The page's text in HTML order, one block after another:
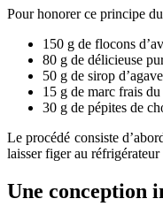
Pour honorer ce principe
150 g de flocons
80 g de délicieuse
50 g de sirop d’agave
15 g de marc frais
30 g de pépites de
Le procédé consiste
laisser figer au
Une conception